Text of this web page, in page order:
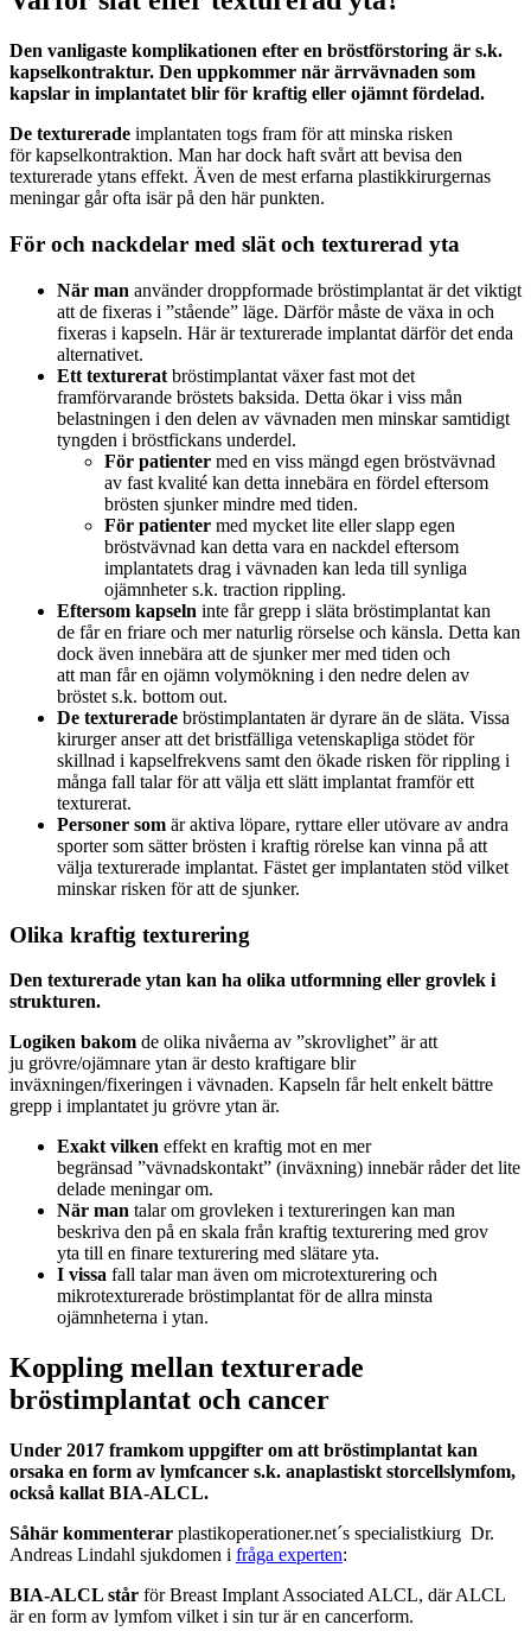
Den vanligaste komplikationen efter en bröstförstoring är s.k.
kapselkontraktur. Den uppkommer när ärrvävnaden som
kapslar in implantatet blir för kraftig eller ojämnt fördelad.
De texturerade implantaten togs fram för att minska risken
för kapselkontraktion. Man har dock haft svårt att bevisa den
texturerade ytans effekt. Även de mest erfarna plastikkirurgernas
meningar går ofta isär på den här punkten.
För och nackdelar med slät och texturerad yta
När man använder droppformade bröstimplantat är det viktigt
att de fixeras i ”stående” läge. Därför måste de växa in och
fixeras i kapseln. Här är texturerade implantat därför det enda
alternativet.
Ett texturerat bröstimplantat växer fast mot det
framförvarande bröstets baksida. Detta ökar i viss mån
belastningen i den delen av vävnaden men minskar samtidigt
tyngden i bröstfickans underdel.
För patienter med en viss mängd egen bröstvävnad
av fast kvalité kan detta innebära en fördel eftersom
brösten sjunker mindre med tiden.
För patienter med mycket lite eller slapp egen
bröstvävnad kan detta vara en nackdel eftersom
implantatets drag i vävnaden kan leda till synliga
ojämnheter s.k. traction rippling.
Eftersom kapseln inte får grepp i släta bröstimplantat kan
de får en friare och mer naturlig rörselse och känsla. Detta kan
dock även innebära att de sjunker mer med tiden och
att man får en ojämn volymökning i den nedre delen av
bröstet s.k. bottom out.
De texturerade bröstimplantaten är dyrare än de släta. Vissa
kirurger anser att det bristfälliga vetenskapliga stödet för
skillnad i kapselfrekvens samt den ökade risken för rippling i
många fall talar för att välja ett slätt implantat framför ett
texturerat.
Personer som är aktiva löpare, ryttare eller utövare av andra
sporter som sätter brösten i kraftig rörelse kan vinna på att
välja texturerade implantat. Fästet ger implantaten stöd vilket
minskar risken för att de sjunker.
Olika kraftig texturering
Den texturerade ytan kan ha olika utformning eller grovlek i
strukturen.
Logiken bakom de olika nivåerna av ”skrovlighet” är att
ju grövre/ojämnare ytan är desto kraftigare blir
inväxningen/fixeringen i vävnaden. Kapseln får helt enkelt bättre
grepp i implantatet ju grövre ytan är.
Exakt vilken effekt en kraftig mot en mer
begränsad ”vävnadskontakt” (inväxning) innebär råder det lite
delade meningar om.
När man talar om grovleken i textureringen kan man
beskriva den på en skala från kraftig texturering med grov
yta till en finare texturering med slätare yta.
I vissa fall talar man även om microtexturering och
mikrotexturerade bröstimplantat för de allra minsta
ojämnheterna i ytan.
Koppling mellan texturerade
bröstimplantat och cancer
Under 2017 framkom uppgifter om att bröstimplantat kan
orsaka en form av lymfcancer s.k. anaplastiskt storcellslymfom,
också kallat BIA-ALCL.
Såhär kommenterar plastikoperationer.net´s specialistkiurg Dr.
Andreas Lindahl sjukdomen i fråga experten:
BIA-ALCL står för Breast Implant Associated ALCL, där ALCL
är en form av lymfom vilket i sin tur är en cancerform.